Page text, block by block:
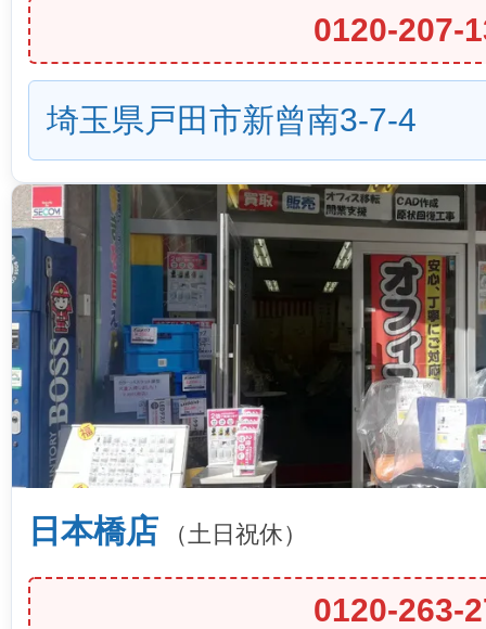
0120-207-
埼玉県戸田市新曾南3-7-4
日本橋店 （土日祝休）
0120-263-